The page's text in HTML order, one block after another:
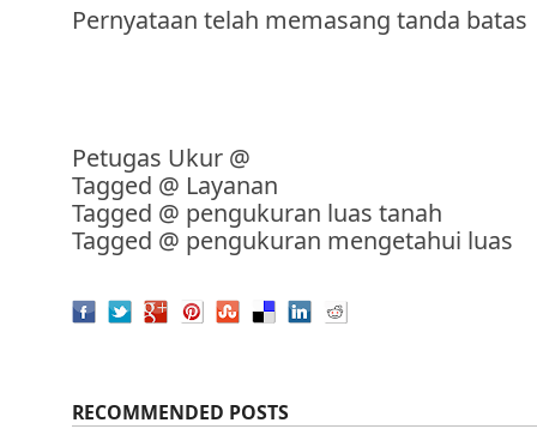
Pernyataan telah memasang tanda batas
Petugas Ukur @
Tagged @ Layanan
Tagged @ pengukuran luas tanah
Tagged @ pengukuran mengetahui luas
RECOMMENDED POSTS